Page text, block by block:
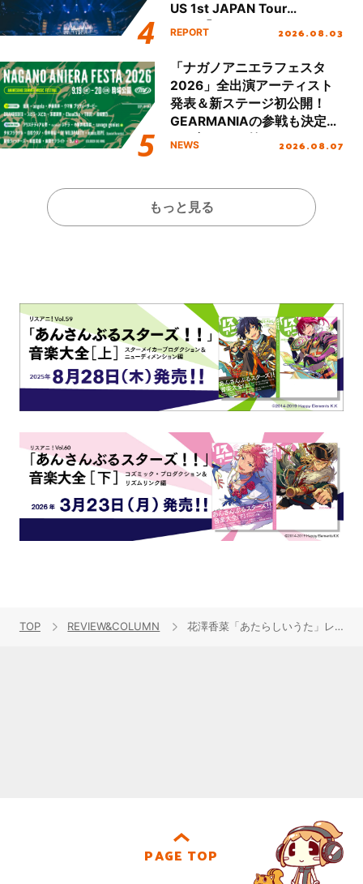
US 1st JAPAN Tour
Final「NICE to meet YOU
ート!!
REPORT 2026.08.03
「ナガノアニエラフェスタ
2026」全出演アーティスト
発表＆新ステージ初公開！
GEARMANIAの参戦も決定
し、初となる第3ステージの
NEWS 2026.08.07
もっと見る
TOP REVIEW&COLUMN 花澤香菜「あたらしいうた」レビュー
PAGE TOP